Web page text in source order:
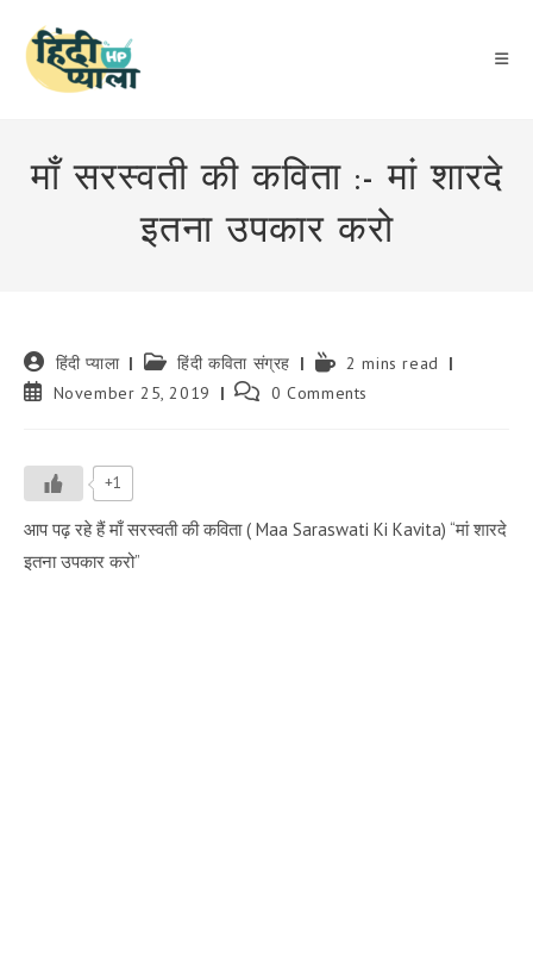
content
माँ सरस्वती की कविता :- मां शारदे
इतना उपकार करो
Post
author:
हिंदी प्याला
Post
category:
हिंदी कविता संग्रह
Reading2 mins read
PostNovember 25, 2019
Post 0 Comments
+1
आप पढ़ रहे हैं माँ सरस्वती की कविता ( Maa Saraswati Ki Kavita) “मां शारदे
इतना उपकार करो”